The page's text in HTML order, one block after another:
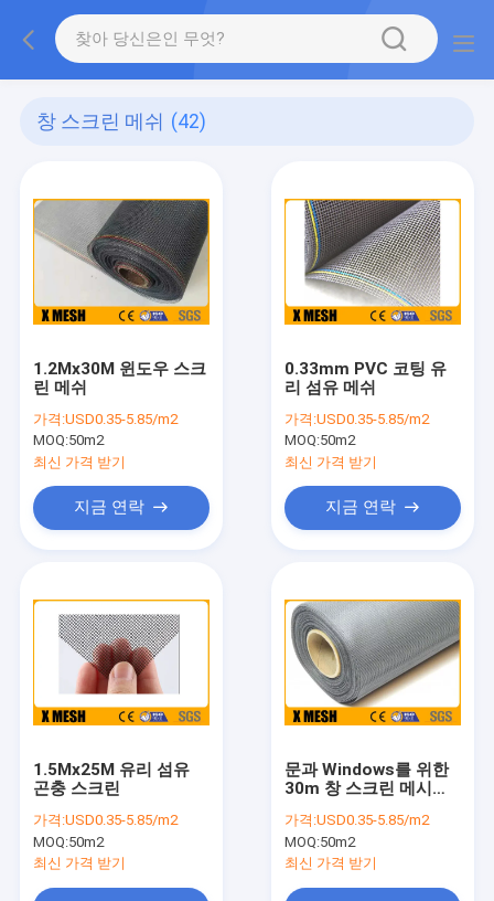
창 스크린 메쉬 (42)
1.2Mx30M 윈도우 스크
린 메쉬
가격:USD0.35-5.85/m2
MOQ:50m2
최신 가격 받기
지금 연락
0.33mm PVC 코팅 유
리 섬유 메쉬
가격:USD0.35-5.85/m2
MOQ:50m2
최신 가격 받기
지금 연락
1.5Mx25M 유리 섬유
곤충 스크린
가격:USD0.35-5.85/m2
MOQ:50m2
최신 가격 받기
문과 Windows를 위한
30m 창 스크린 메시
가격:USD0.35-5.85/m2
MOQ:50m2
최신 가격 받기